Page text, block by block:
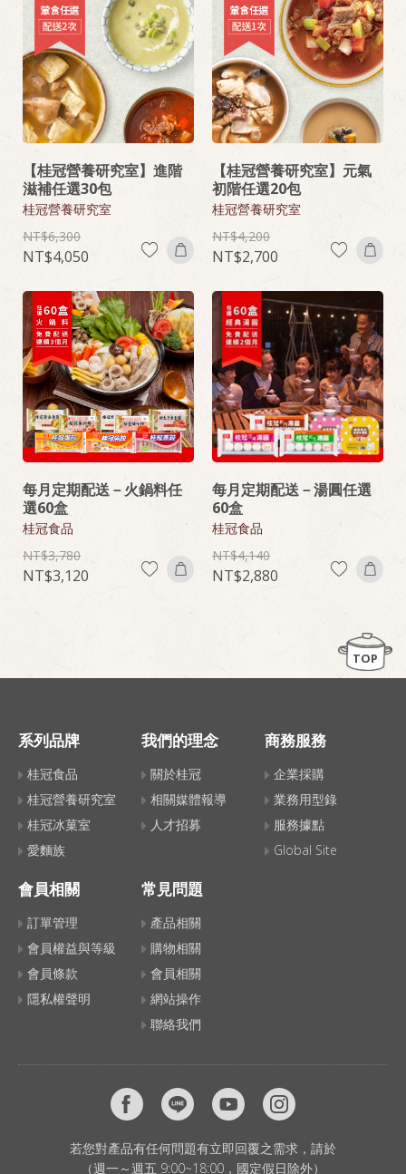
【桂冠營養研究室】進階
滋補任選30包
桂冠營養研究室
6,300
4,050
【桂冠營養研究室】元氣
初階任選20包
桂冠營養研究室
4,200
2,700
每月定期配送－火鍋料任
選60盒
桂冠食品
3,780
3,120
每月定期配送－湯圓任選
60盒
桂冠食品
4,140
2,880
TOP
系列品牌
桂冠食品
桂冠營養研究室
桂冠冰菓室
愛麵族
我們的理念
關於桂冠
相關媒體報導
人才招募
商務服務
企業採購
業務用型錄
服務據點
Global Site
會員相關
訂單管理
會員權益與等級
會員條款
隱私權聲明
常見問題
產品相關
購物相關
會員相關
網站操作
聯絡我們
若您對產品有任何問題有立即回覆之需求，請於
（週一～週五 9:00~18:00，國定假日除外）